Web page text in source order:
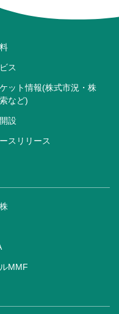
ス
ット情報(株式市況・株
など)
設
スリリース
MMF